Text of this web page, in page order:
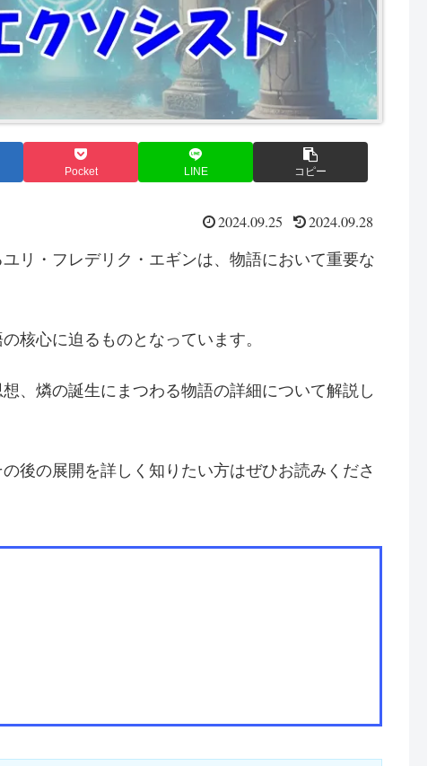
Pocket LINE コピー
2024.09.25 2024.09.28
リ・フレデリク・エギンは、物語において重要な
核心に迫るものとなっています。
、燐の誕生にまつわる物語の詳細について解説し
後の展開を詳しく知りたい方はぜひお読みくださ